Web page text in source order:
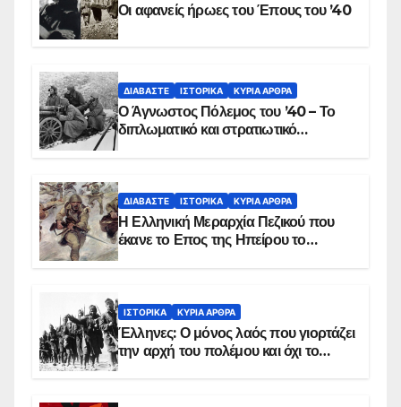
Οι αφανείς ήρωες του Έπους του ’40
ΔΙΑΒΆΣΤΕ ΙΣΤΟΡΙΚΆ ΚΥΡΙΑ ΑΡΘΡΑ
Ο Άγνωστος Πόλεμος του ’40 – Το
διπλωματικό και στρατιωτικό
ΔΙΑΒΆΣΤΕ ΙΣΤΟΡΙΚΆ ΚΥΡΙΑ ΑΡΘΡΑ
Η Ελληνική Μεραρχία Πεζικού που
έκανε το Επος της Ηπείρου το
ΙΣΤΟΡΙΚΆ ΚΥΡΙΑ ΑΡΘΡΑ
Έλληνες: Ο μόνος λαός που γιορτάζει
την αρχή του πολέμου και όχι το